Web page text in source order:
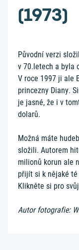
(1973)
Původní verzi
v 70.letech a byla
V roce 1997 ji ale
princezny Diany.
je jasné, že i v
dolarů.
Možná máte
složili. Autorem
milionů korun ale
přijít si k nějaké té
Klikněte si pro
Autor fotografie: